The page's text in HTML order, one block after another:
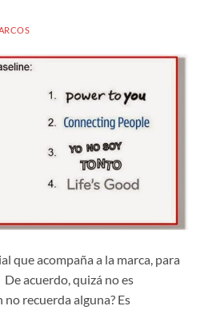
que acompaña a la marca, para
acuerdo, quizá no es
recuerda alguna? Es